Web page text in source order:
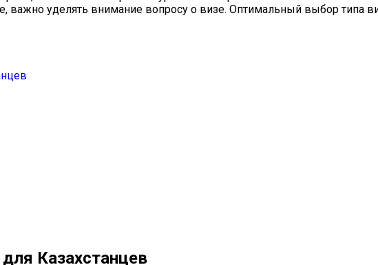
важно уделять внимание вопросу о визе. Оптимальный выбор типа
Казахстанцев